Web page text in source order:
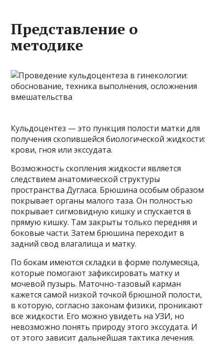
Представление о
методике
Кульдоцентез — это пункция полости матки для
получения скопившейся биологической жидкости:
крови, гноя или экссудата.
Возможность скопления жидкости является
следствием анатомической структуры
пространства Дугласа. Брюшина особым образом
покрывает органы малого таза. Он полностью
покрывает сигмовидную кишку и спускается в
прямую кишку. Там закрыты только передняя и
боковые части. Затем брюшина переходит в
задний свод влагалища и матку.
По бокам имеются складки в форме полумесяца,
которые помогают зафиксировать матку и
мочевой пузырь. Маточно-тазовый карман
кажется самой низкой точкой брюшной полости,
в которую, согласно законам физики, проникают
все жидкости. Его можно увидеть на УЗИ, но
невозможно понять природу этого экссудата. И
от этого зависит дальнейшая тактика лечения.